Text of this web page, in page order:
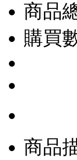
商品
購買
商品